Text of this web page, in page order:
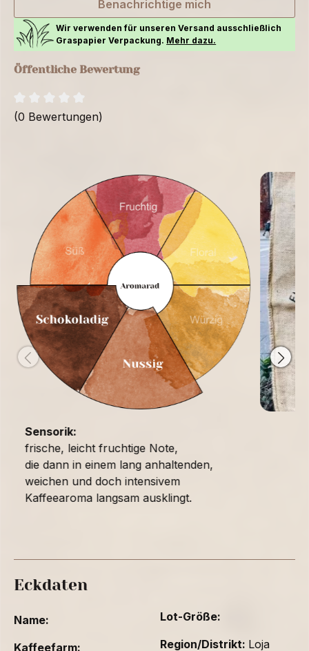
Benachrichtige mich
Wir verwenden für unseren Versand ausschließlich
Graspapier Verpackung. Mehr dazu.
Öffentliche Bewertung
(0 Bewertungen)
Sensorik:
frische, leicht fruchtige Note,
die dann in einem lang anhaltenden,
weichen und doch intensivem
Kaffeearoma langsam ausklingt.
Eckdaten
Name:
Kaffeefarm:
Lot-Größe:
Region/Distrikt: Loja